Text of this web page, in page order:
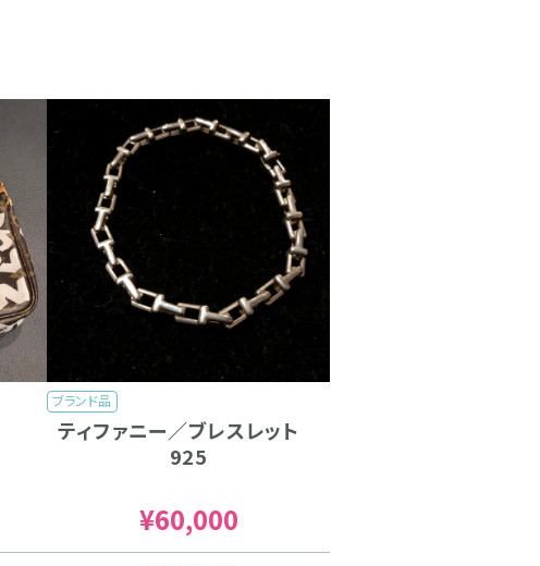
ブランド品
ティファニー／ブレスレット
925
¥60,000